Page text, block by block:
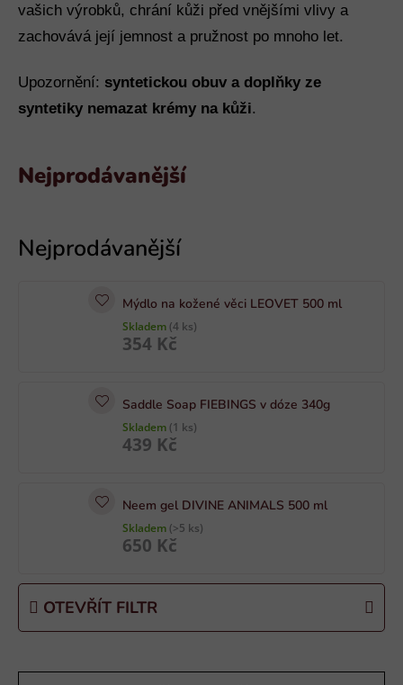
vašich výrobků, chrání kůži před vnějšími vlivy a
zachovává její jemnost a pružnost po mnoho let.
Upozornění: syntetickou obuv a doplňky ze
syntetiky nemazat krémy na kůži.
Nejprodávanější
Mýdlo na kožené věci LEOVET 500 ml
Skladem (4 ks)
354 Kč
Saddle Soap FIEBINGS v dóze 340g
Skladem (1 ks)
439 Kč
Neem gel DIVINE ANIMALS 500 ml
Skladem (>5 ks)
650 Kč
OTEVŘÍT FILTR
ý
p